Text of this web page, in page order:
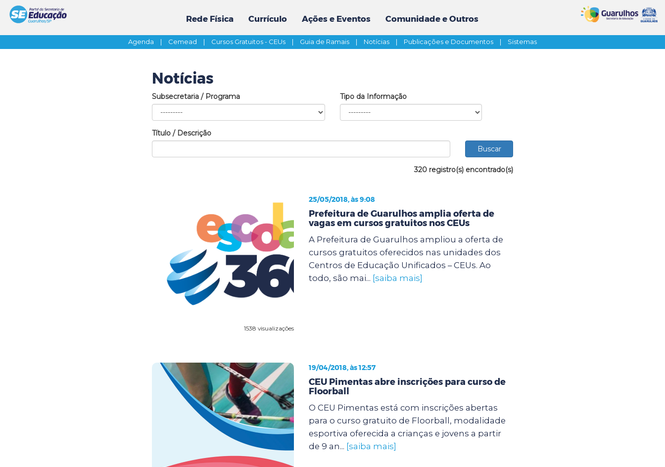
Rede Física Currículo Ações e Eventos Comunidade e Outros
Agenda | Cemead | Cursos Gratuitos - CEUs | Guia de Ramais | Notícias | Publicações e Documentos | Sistemas
Notícias
Subsecretaria / Programa Tipo da Informação
Título / Descrição
320 registro(s) encontrado(s)
1538 visualizações
25/05/2018, às 9:08
Prefeitura de Guarulhos amplia oferta de
vagas em cursos gratuitos nos CEUs
A Prefeitura de Guarulhos ampliou a oferta de
cursos gratuitos oferecidos nas unidades dos
Centros de Educação Unificados – CEUs. Ao
todo, são mai... [saiba mais]
19/04/2018, às 12:57
CEU Pimentas abre inscrições para curso de
Floorball
O CEU Pimentas está com inscrições abertas
para o curso gratuito de Floorball, modalidade
esportiva oferecida a crianças e jovens a partir
de 9 an... [saiba mais]